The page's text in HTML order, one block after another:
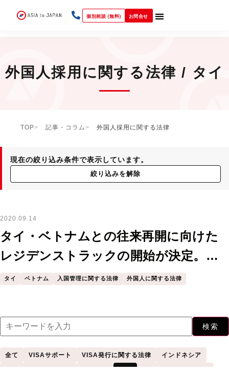
個別相談 (無料) お問合せ
外国人採用に関する法律 / タイ
TOP 記事・コラム 外国人採用に関する法律
現在の絞り込み条件で表示しています。
絞り込みを解除
2020.09.14
タイ・ベトナムとの往来再開に向けた
レジデンストラックの開始が決定。詳
細を弁護士の杉田先生に聞きました
タイ ベトナム 入国管理に関する法律 外国人に関する法律
検索
全て VISAサポート VISA発行に関する法律 インドネシア